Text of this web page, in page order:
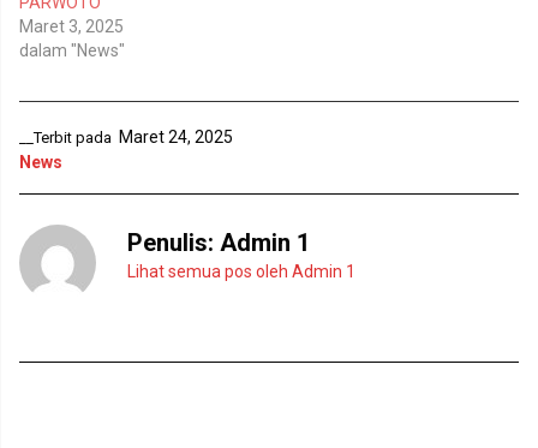
b
a
u
g
b
)
Maret 3, 2025
dalam "News"
__Terbit pada Maret 24, 2025
News
Penulis: Admin 1
Lihat semua pos oleh Admin 1